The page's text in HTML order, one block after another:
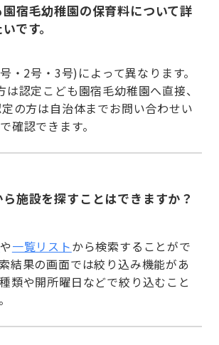
宿毛幼稚園の保育料について詳
です。
・2号・3号)によって異なります。
は認定こども園宿毛幼稚園へ直接、
の方は自治体までお問い合わせい
確認できます。
施設を探すことはできますか？
や一覧リストから検索することがで
結果の画面では絞り込み機能があ
類や開所曜日などで絞り込むこと